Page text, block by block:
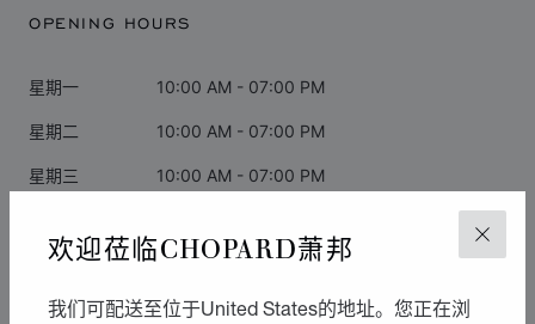
关闭
欢迎莅临CHOPARD萧邦
我们可配送至位于United States的地址。您正在浏
OPENING HOURS
星期一 10:00 AM - 07:00 PM
星期二 10:00 AM - 07:00 PM
星期三 10:00 AM - 07:00 PM
星期五 10:00 AM - 07:00 PM
星期六 10:00 AM - 07:00 PM